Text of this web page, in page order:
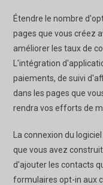
Étendre le nombre
pages que vous créez
améliorer les taux de
L'intégration
paiements, de suivi
dans les pages que
rendra vos efforts de
La connexion du
que vous avez
d'ajouter les contacts
formulaires opt-in aux